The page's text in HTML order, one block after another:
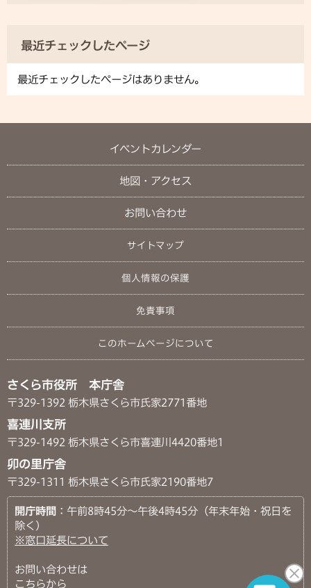
最近チェックしたページ
最近チェックしたページはありません。
イベントカレンダー
地図・アクセス
お問い合わせ
サイトマップ
個人情報の保護
免責事項
このホームページについて
さくら市役所 本庁舎
〒329-1392 栃木県さくら市氏家2771番地
喜連川支所
〒329-1492 栃木県さくら市喜連川4420番地1
卯の里庁舎
〒329-1311 栃木県さくら市氏家2190番地7
開庁時間 ：午前8時45分～午後4時45分（年末年始・祝日を
除く）
※窓口延長について
お問い合わせは
こちらから